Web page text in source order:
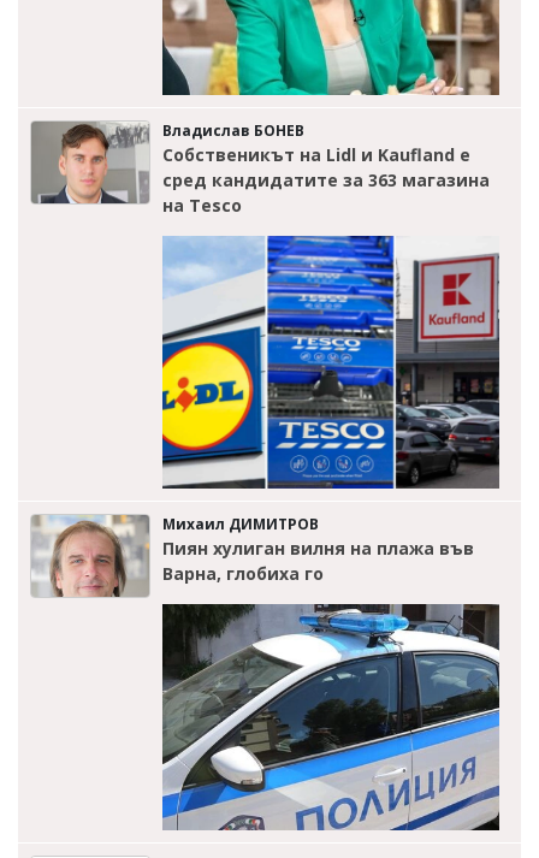
Владислав БОНЕВ
Собственикът на Lidl и Kaufland е
сред кандидатите за 363 магазина
на Tesco
Михаил ДИМИТРОВ
Пиян хулиган вилня на плажа във
Варна, глобиха го